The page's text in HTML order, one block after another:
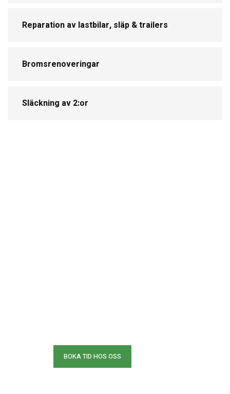
Reparation av lastbilar, släp & trailers
Bromsrenoveringar
Släckning av 2:or
BOKA TID HOS OSS